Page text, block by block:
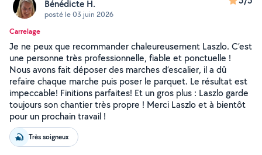
Bénédicte H.
posté le 03 juin 2026
Carrelage
Je ne peux que recommander chaleureusement Laszlo. C’est
une personne très professionnelle, fiable et ponctuelle !
Nous avons fait déposer des marches d’escalier, il a dû
refaire chaque marche puis poser le parquet. Le résultat est
impeccable! Finitions parfaites! Et un gros plus : Laszlo garde
toujours son chantier très propre ! Merci Laszlo et à bientôt
pour un prochain travail !
Très soigneux